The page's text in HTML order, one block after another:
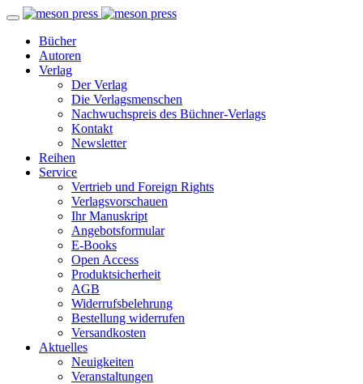
Bücher
Autoren
Verlag
Der Verlag
Die Verlagsmenschen
Nachwuchspreis des Büchner-Verlags
Kontakt
Newsletter
Reihen
Service
Vertrieb und Foreign Rights
Verlagsvorschauen
Ihr Manuskript
Angebotsformular
E-Books
Open Access
Produktsicherheit
AGB
Widerrufsbelehrung
Bestellung widerrufen
Versandkosten
Aktuelles
Neuigkeiten
Veranstaltungen